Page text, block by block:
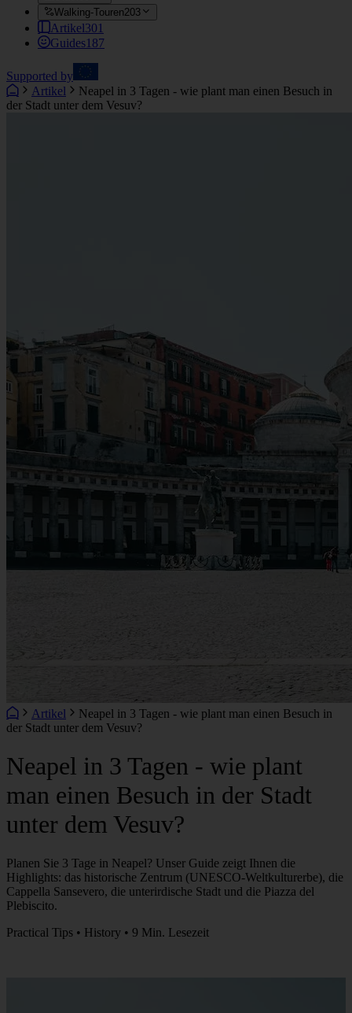
Walking-Touren203
Artikel301
Guides187
Supported by
Artikel
Neapel in 3 Tagen - wie plant man einen Besuch in
der Stadt unter dem Vesuv?
Artikel
Neapel in 3 Tagen - wie plant man einen Besuch in
der Stadt unter dem Vesuv?
Neapel in 3 Tagen - wie plant
man einen Besuch in der Stadt
unter dem Vesuv?
Planen Sie 3 Tage in Neapel? Unser Guide zeigt Ihnen die
Highlights: das historische Zentrum (UNESCO-Weltkulturerbe), die
Cappella Sansevero, die unterirdische Stadt und die Piazza del
Plebiscito.
Practical Tips • History • 9 Min. Lesezeit